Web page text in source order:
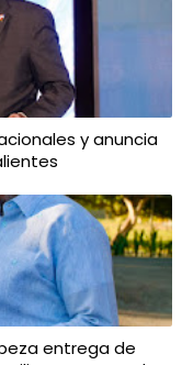
y anuncia
entrega de